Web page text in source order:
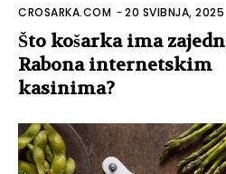
CROSARKA.COM -20 SVIBNJA, 2025
Što košarka ima
Rabona internetskim
kasinima?